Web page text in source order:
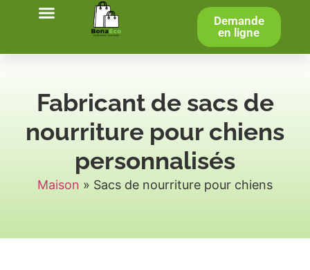
Demande
en ligne
Fabricant de sacs de
nourriture pour chiens
personnalisés
Maison » Sacs de nourriture pour chiens